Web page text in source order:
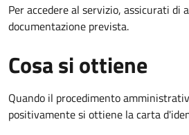
Per accedere al servizio, assicurati di
documentazione prevista.
Cosa si ottiene
Quando il procedimento
positivamente si ottiene la carta